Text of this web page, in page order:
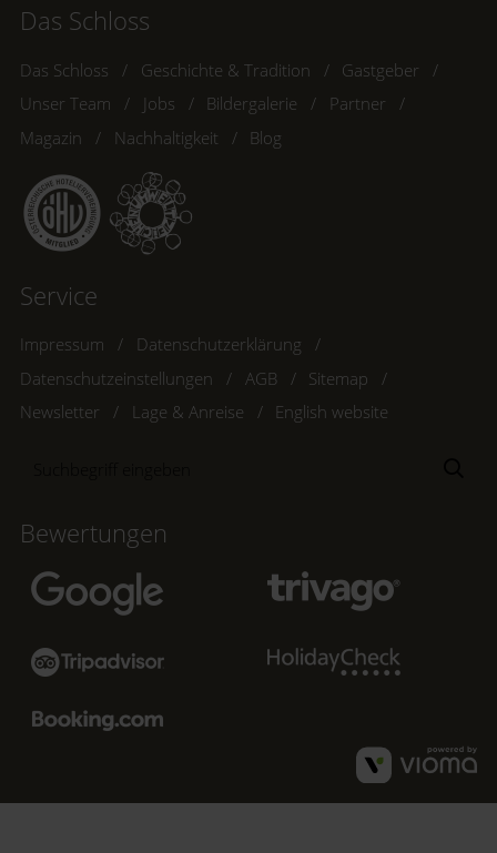
Das Schloss
Das Schloss Geschichte & Tradition
Gastgeber
Unser Team
Jobs Bildergalerie
Partner
Magazin
Nachhaltigkeit Blog
Service
Impressum
Datenschutzerklärung
Datenschutzeinstellungen
AGB
Sitemap
Newsletter
Lage & Anreise English website
Bewertungen